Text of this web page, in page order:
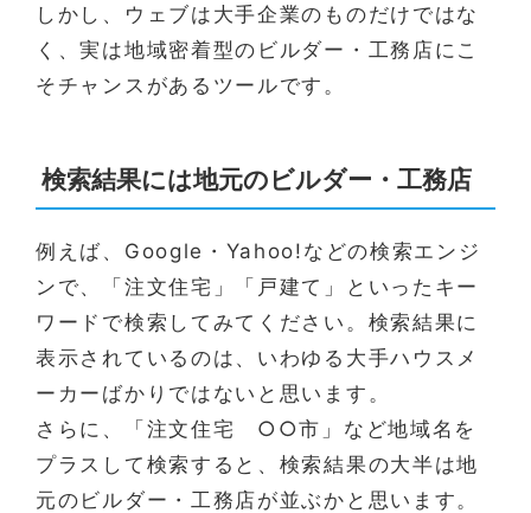
しかし、ウェブは大手企業のものだけではな
く、実は地域密着型のビルダー・工務店にこ
そチャンスがあるツールです。
検索結果には地元のビルダー・工務店
例えば、Google・Yahoo!などの検索エンジ
ンで、「注文住宅」「戸建て」といったキー
ワードで検索してみてください。検索結果に
表示されているのは、いわゆる大手ハウスメ
ーカーばかりではないと思います。
さらに、「注文住宅 ○○市」など地域名を
プラスして検索すると、検索結果の大半は地
元のビルダー・工務店が並ぶかと思います。